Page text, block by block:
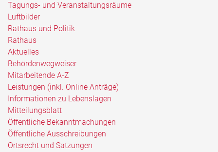
Tagungs- und Veranstaltungsräume
Luftbilder
Rathaus und Politik
Rathaus
Aktuelles
Behördenwegweiser
Mitarbeitende A-Z
Leistungen (inkl. Online Anträge)
Informationen zu Lebenslagen
Mitteilungsblatt
Öffentliche Bekanntmachungen
Öffentliche Ausschreibungen
Ortsrecht und Satzungen